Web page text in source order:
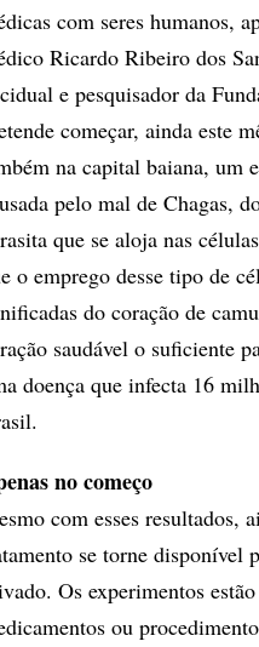
com seres humanos,
Ricardo Ribeiro dos
e pesquisador da
começar, ainda este
na capital baiana, um
pelo mal de Chagas,
que se aloja nas
o emprego desse tipo de
do coração de
saudável o suficiente
doença que infecta 16
no começo
com esses resultados,
se torne disponível
Os experimentos
ou